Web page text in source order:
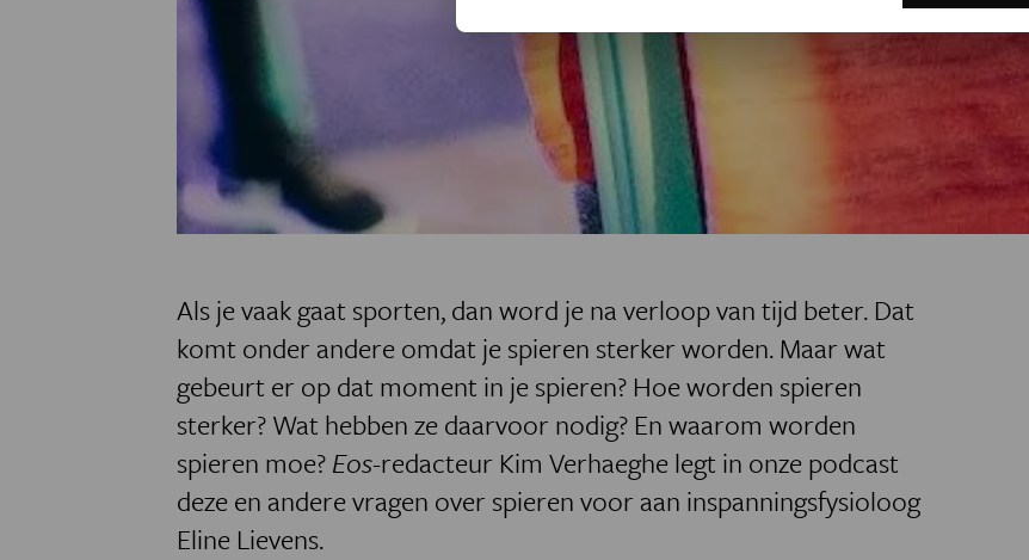
Als je vaak gaat sporten, dan word je na verloop van tijd beter. Dat
komt onder andere omdat je spieren sterker worden. Maar wat
gebeurt er op dat moment in je spieren? Hoe worden spieren
sterker? Wat hebben ze daarvoor nodig? En waarom worden
spieren moe?Eos-redacteur Kim Verhaeghe legt in onze podcast
deze en andere vragen over spieren voor aan inspanningsfysioloog
Eline Lievens.